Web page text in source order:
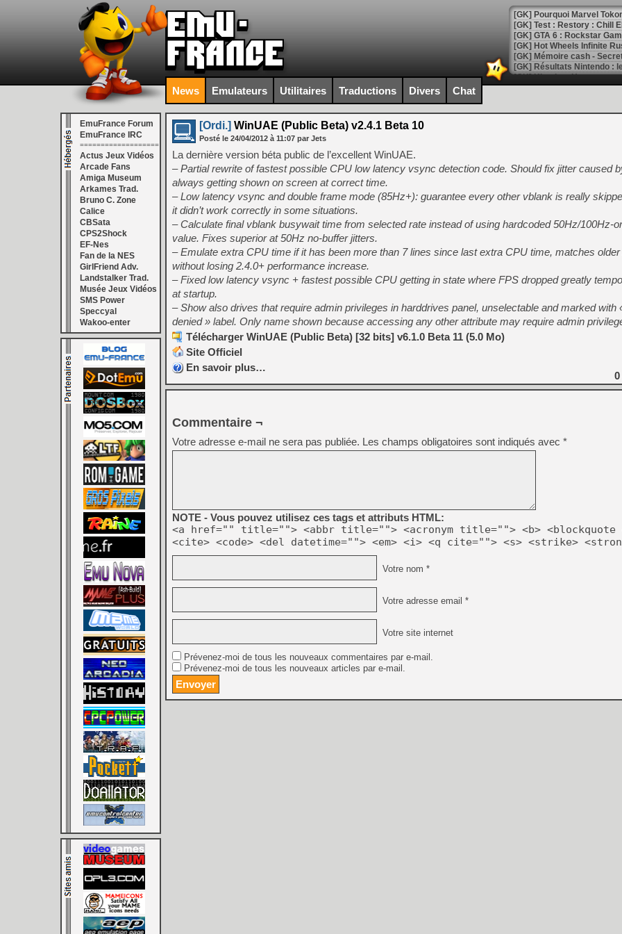
[GK] Pourquoi Marvel
[GK] Test : Restory : Chill
[GK] GTA 6 : Rockstar
[GK] Hot Wheels Infinite
[GK] Mémoire cash -
[GK] Résultats Nintendo :
[GK] Déjà des
[Mo5] Brickboy cherche à
[GK] Minecraft et ses «
[GK] Beast of
[GK] Ubisoft : fin de partie
[GK] Mémoire cash -
[GK] Dan Houser (GTA)
[GK] Comment EA Sports
[GK] Crimson Moon : un
[GK] Isle of Reveries : le
[GK] Moonlighter 2 : The
[GK] Capcom relance
[Mo5] Deux inédits du
[GK] Le beat'em up The
[GK] Endless Legend 2 :
[LS] [PS5] Le WebKit
[GK] Oubliez Crazy Taxi,
[LS] [Switch] NSZ 5.0.0
[GK] No More Room in
[GK] Un chatbot Atelier
[GK] Mémoire cash -
[GK] Nvidia : le prix des
[GK] Suikoden Star Leap
[Mo5] La mini borne
News Emulateurs Utilitaires Traductions Divers Chat
EmuFrance Forum
EmuFrance IRC
===================
Actus Jeux Vidéos
Arcade Fans
Amiga Museum
Arkames Trad.
Bruno C. Zone
Calice
CBSata
CPS2Shock
EF-Nes
Fan de la NES
GirlFriend Adv.
Landstalker Trad.
Musée Jeux Vidéos
SMS Power
Speccyal
Wakoo-enter
[Ordi.] WinUAE (Public Beta) v2.4.1 Beta 10
Posté le 24/04/2012 à 11:07 par Jets
La dernière version béta public de l’excellent WinUAE.
– Partial rewrite of fastest possible CPU low latency vsync detection code. Should fix jitter caused
always getting shown on screen at correct time.
– Low latency vsync and double frame mode (85Hz+): guarantee every other vblank is really
it didn’t work correctly in some situations.
– Calculate final vblank busywait time from selected rate instead of using hardcoded 50Hz/100Hz-
value. Fixes superior at 50Hz no-buffer jitters.
– Emulate extra CPU time if it has been more than 7 lines since last extra CPU time, matches
without losing 2.4.0+ performance increase.
– Fixed low latency vsync + fastest possible CPU getting in state where FPS dropped greatly
at startup.
– Show also drives that require admin privileges in harddrives panel, unselectable and marked with
denied » label. Only name shown because accessing any other attribute may require admin
Télécharger WinUAE (Public Beta) [32 bits] v6.1.0 Beta 11 (5.0 Mo)
Site Officiel
En savoir plus…
0
Commentaire ¬
Votre adresse e-mail ne sera pas publiée. Les champs obligatoires sont indiqués avec *
NOTE - Vous pouvez utilisez ces tags et attributs HTML:
<a href="" title=""> <abbr title=""> <acronym title=""> <b> <blockquote
<cite> <code> <del datetime=""> <em> <i> <q cite=""> <s> <strike>
Votre nom *
Votre adresse email *
Votre site internet
Prévenez-moi de tous les nouveaux commentaires par e-mail.
Prévenez-moi de tous les nouveaux articles par e-mail.